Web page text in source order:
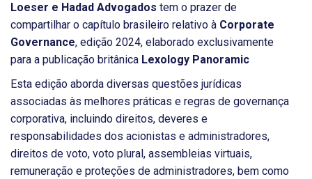
Loeser e Hadad Advogados tem o prazer de
compartilhar o capítulo brasileiro relativo à Corporate
Governance, edição 2024, elaborado exclusivamente
para a publicação britânica Lexology Panoramic
Esta edição aborda diversas questões jurídicas
associadas às melhores práticas e regras de governança
corporativa, incluindo direitos, deveres e
responsabilidades dos acionistas e administradores,
direitos de voto, voto plural, assembleias virtuais,
remuneração e proteções de administradores, bem como